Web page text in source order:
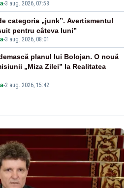
-3 aug. 2026, 07:58
-3 aug. 2026, 08:01
categoria „junk”. Avertismentul
pentru câteva luni”
-2 aug. 2026, 15:42
planul lui Bolojan. O nouă
„Miza Zilei” la Realitatea